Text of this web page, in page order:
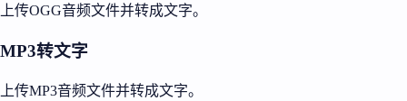
上传OGG音频文件并转成文字。
MP3转文字
上传MP3音频文件并转成文字。